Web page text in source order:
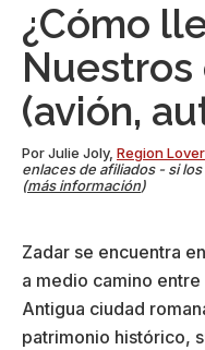
-
blog
de
Claire
et
Manu
¿Cómo
Nuestros
(avión,
PorJulie Joly, Region
enlaces de afiliados - si
(más información)
Zadar se encuentra
a medio camino
Antigua ciudad
patrimonio histórico,